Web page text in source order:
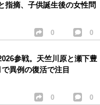
指摘、子供誕生後の女性問
0 0
参戦。天竺川原と瀬下豊
異例の復活で注目
0 0